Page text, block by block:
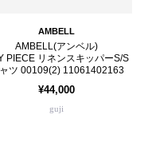
AMBELL
AMBELL(アンベル)
PIECE リネンスキッパーS/S
ツ 00109(2) 11061402163
¥44,000
guji